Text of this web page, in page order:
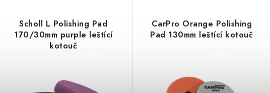
Scholl L Polishing Pad
170/30mm purple leštící
kotouč
CarPro Orange Polishing
Pad 130mm leštící kotouč